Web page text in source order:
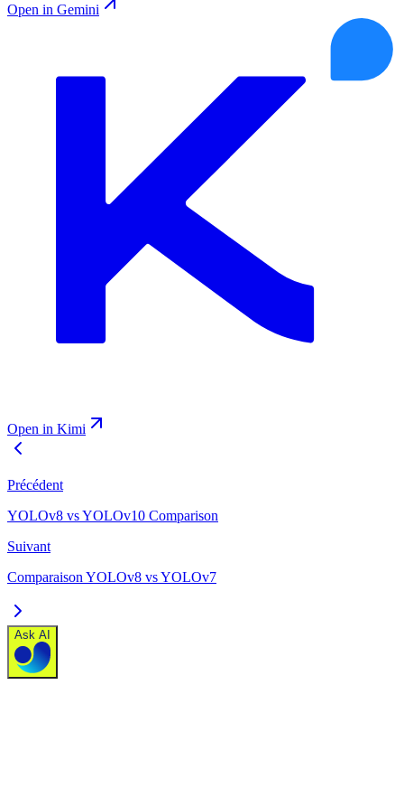
Open in Gemini
Open in Kimi
Précédent
YOLOv8 vs YOLOv10 Comparison
Suivant
Comparaison YOLOv8 vs YOLOv7
Ask AI